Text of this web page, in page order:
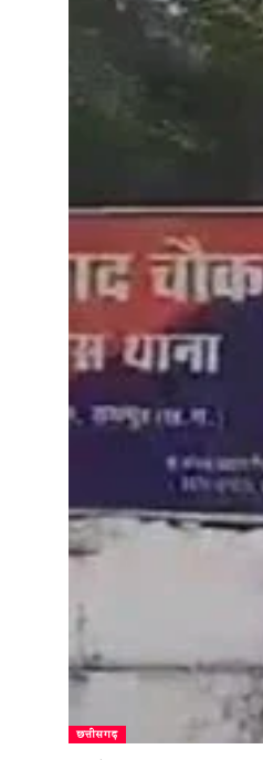
छत्तीसगढ़